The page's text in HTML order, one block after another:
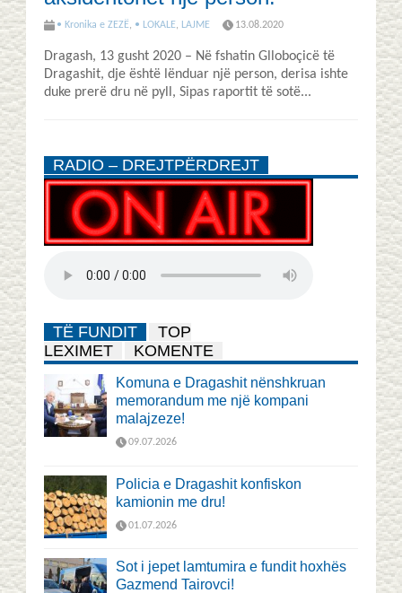
• Kronika e ZEZË, • LOKALE, LAJME 13.08.2020
Dragash, 13 gusht 2020 – Në fshatin Glloboçicë të
Dragashit, dje është lënduar një person, derisa ishte
duke prerë dru në pyll, Sipas raportit të sotë...
RADIO – DREJTPËRDREJT
TË FUNDIT
TOP
LEXIMET
KOMENTE
Komuna e Dragashit nënshkruan
memorandum me një kompani
malajzeze!
09.07.2026
Policia e Dragashit konfiskon
kamionin me dru!
01.07.2026
Sot i jepet lamtumira e fundit hoxhës
Gazmend Tairovci!